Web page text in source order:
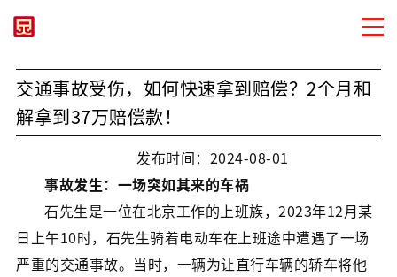
交通事故受伤，如何快速拿到赔偿？2个月和
解拿到37万赔偿款！
发布时间：2024-08-01
事故发生：一场突如其来的车祸
石先生是一位在北京工作的上班族，2023年12月某
日上午10时，石先生骑着电动车在上班途中遭遇了一场
严重的交通事故。当时，一辆为让直行车辆的轿车将他